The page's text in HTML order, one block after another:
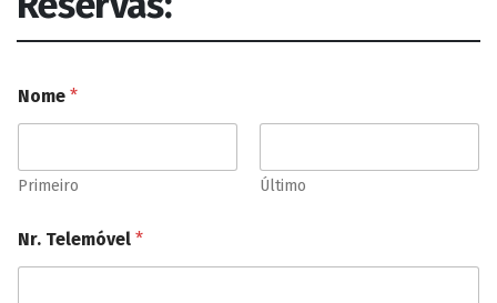
Nome *
Primeiro Último
Nr. Telemóvel *